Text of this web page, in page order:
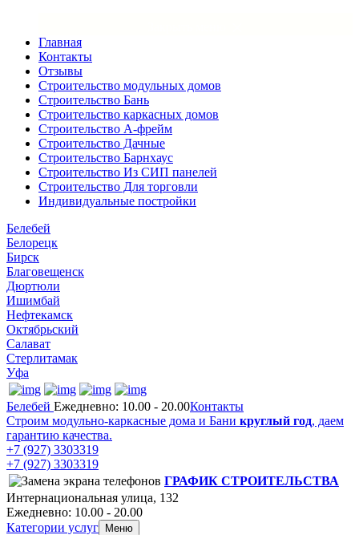
Главная
Контакты
Отзывы
Строительство модульных домов
Строительство Бань
Строительство каркасных домов
Строительство А-фрейм
Строительство Дачные
Строительство Барнхаус
Строительство Из СИП панелей
Строительство Для торговли
Индивидуальные постройки
Белебей
Белорецк
Бирск
Благовещенск
Дюртюли
Ишимбай
Нефтекамск
Октябрьский
Салават
Стерлитамак
Уфа
Белебей Ежедневно: 10.00 - 20.00Контакты
Строим модульно-каркасные дома и Бани круглый год, даем
гарантию качества.
+7 (927) 3303319
+7 (927) 3303319
ГРАФИК СТРОИТЕЛЬСТВА
Интернациональная улица, 132
Ежедневно: 10.00 - 20.00
Категории услуг
Меню